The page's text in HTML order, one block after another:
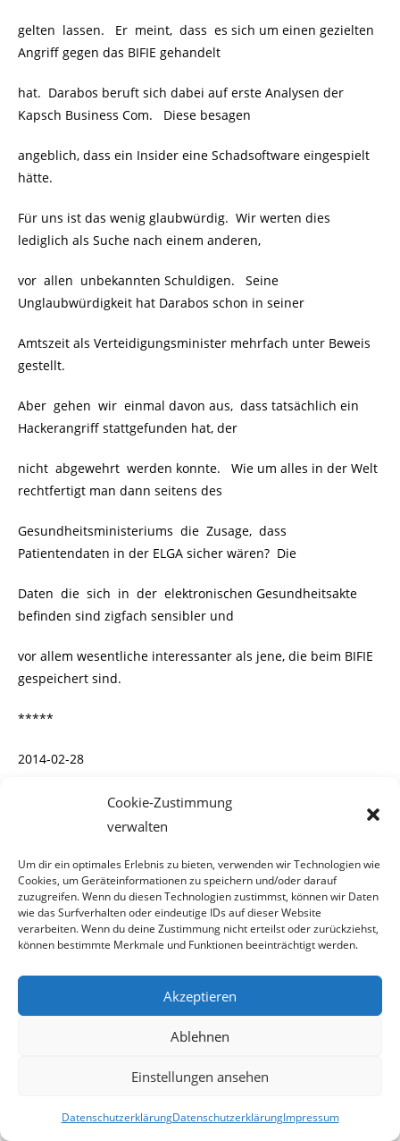
Cookie-Zustimmung
verwalten
Um dir ein optimales Erlebnis zu bieten, verwenden wir Technologien wie
Cookies, um Geräteinformationen zu speichern und/oder darauf
zuzugreifen. Wenn du diesen Technologien zustimmst, können wir Daten
wie das Surfverhalten oder eindeutige IDs auf dieser Website
verarbeiten. Wenn du deine Zustimmung nicht erteilst oder zurückziehst,
können bestimmte Merkmale und Funktionen beeinträchtigt werden.
Akzeptieren
Ablehnen
Einstellungen ansehen
DatenschutzerklärungDatenschutzerklärungImpressum
gelten lassen. Er meint, dass es sich um einen gezielten
Angriff gegen das BIFIE gehandelt
hat. Darabos beruft sich dabei auf erste Analysen der
Kapsch Business Com. Diese besagen
angeblich, dass ein Insider eine Schadsoftware eingespielt
hätte.
Für uns ist das wenig glaubwürdig. Wir werten dies
lediglich als Suche nach einem anderen,
vor allen unbekannten Schuldigen. Seine
Unglaubwürdigkeit hat Darabos schon in seiner
Amtszeit als Verteidigungsminister mehrfach unter Beweis
gestellt.
Aber gehen wir einmal davon aus, dass tatsächlich ein
Hackerangriff stattgefunden hat, der
nicht abgewehrt werden konnte. Wie um alles in der Welt
rechtfertigt man dann seitens des
Gesundheitsministeriums die Zusage, dass
Patientendaten in der ELGA sicher wären? Die
Daten die sich in der elektronischen Gesundheitsakte
befinden sind zigfach sensibler und
vor allem wesentliche interessanter als jene, die beim BIFIE
gespeichert sind.
*****
2014-02-28
Politische Raubkopien mit
grünem Etikett
Wien ist ein Mekka des
Gebührenwuchers
Österreichern das punktuelle Wohnprogramm der